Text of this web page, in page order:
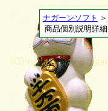
ナガーンソフト ＞
商品個別説明詳